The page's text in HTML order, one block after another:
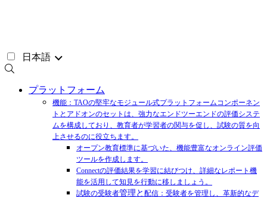
ツ
へ
日本語
プラットフォーム
機能：TAOの堅牢なモジュール式プラットフォームコンポーネン
トとアドオンのセットは、強力なエンドツーエンドの評価システ
ムを構成しており、教育者が学習者の関与を促し、試験の質を向
上させるのに役立ちます。
オープン教育標準に基づいた、機能豊富なオンライン評価
ツールを作成します。
Connectの評価結果を学習に結びつけ、詳細なレポート機
能を活用して知見を行動に移しましょう。
試験の受験者管理と 配信：受験者を管理し、革新的なデ